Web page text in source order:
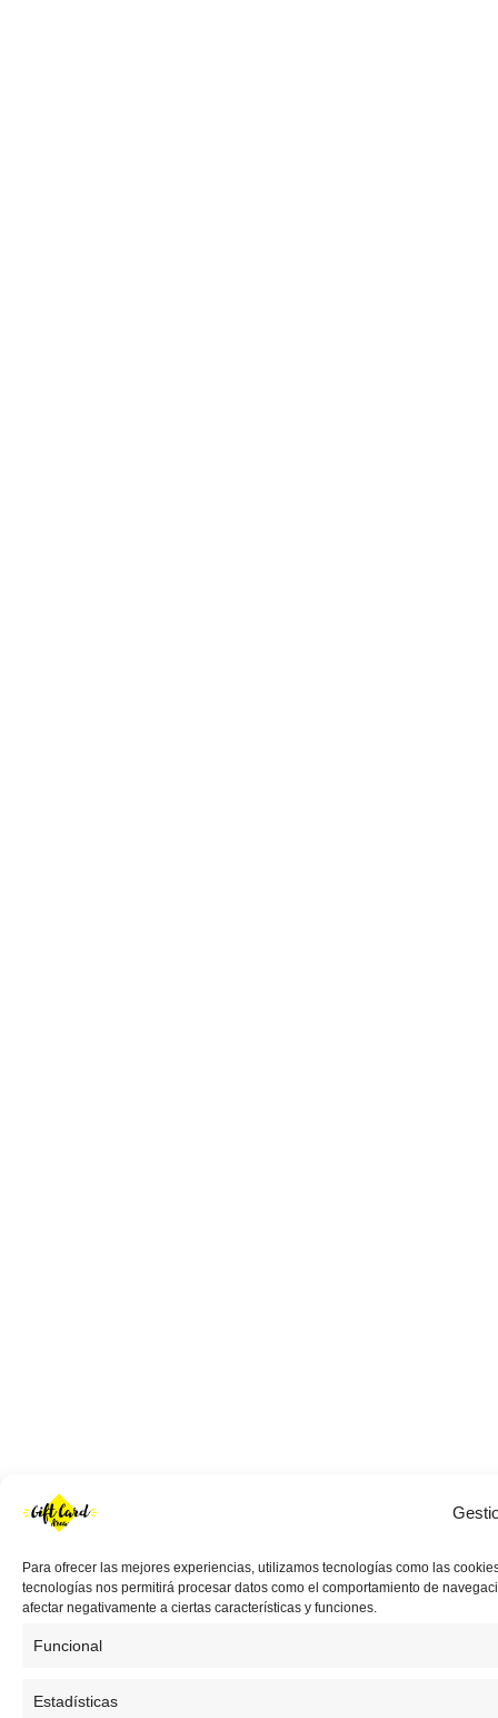
Para ofrecer las mejores experiencias, utilizamos tecnologías como las
tecnologías nos permitirá procesar datos como el comportamiento de
afectar negativamente a ciertas características y funciones.
Funcional
Estadísticas